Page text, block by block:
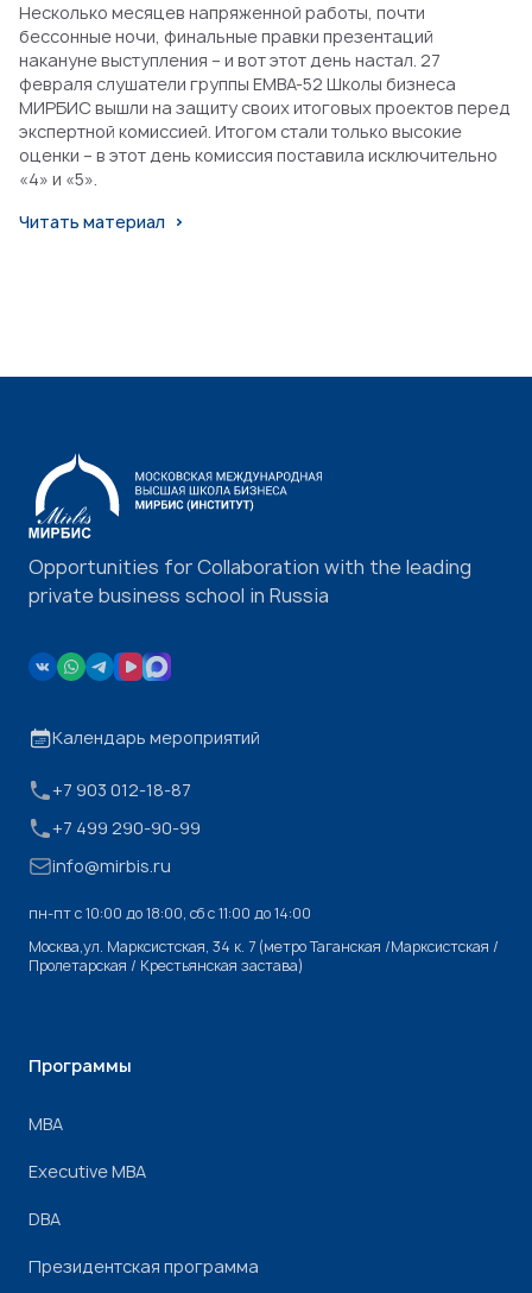
Несколько месяцев напряженной работы, почти
бессонные ночи, финальные правки презентаций
накануне выступления – и вот этот день настал. 27
февраля слушатели группы EMBA-52 Школы бизнеса
МИРБИС вышли на защиту своих итоговых проектов перед
экспертной комиссией. Итогом стали только высокие
оценки – в этот день комиссия поставила исключительно
«4» и «5».
Читать материал
Opportunities for Collaboration with the leading
private business school in Russia
Календарь мероприятий
+7 903 012-18-87
+7 499 290-90-99
info@mirbis.ru
пн-пт с 10:00 до 18:00, cб с 11:00 до 14:00
Москва,ул. Марксистская, 34 к. 7 (метро Таганская /Марксистская /
Пролетарская / Крестьянская застава)
Программы
МВА
Executive MBA
DBA
Президентская программа